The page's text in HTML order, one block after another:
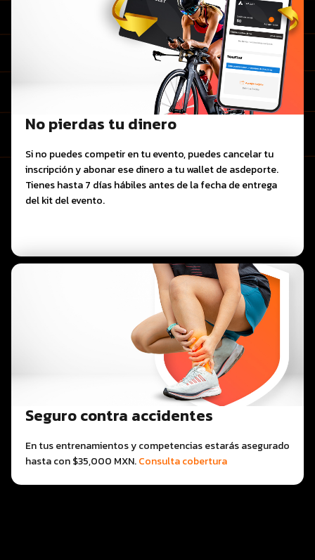
No pierdas tu dinero
Si no puedes competir en tu evento, puedes cancelar tu
inscripción y abonar ese dinero a tu wallet de asdeporte.
Tienes hasta 7 días hábiles antes de la fecha de entrega
del kit del evento.
Seguro contra accidentes
En tus entrenamientos y competencias estarás asegurado
hasta con $35,000 MXN.Consulta cobertura